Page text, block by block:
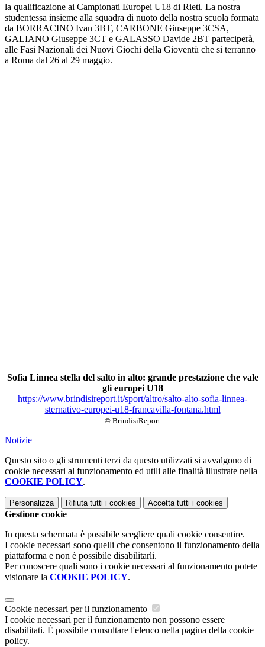
la qualificazione ai Campionati Europei U18 di Rieti. La nostra
studentessa insieme alla squadra di nuoto della nostra scuola formata
da BORRACINO Ivan 3BT, CARBONE Giuseppe 3CSA,
GALIANO Giuseppe 3CT e GALASSO Davide 2BT parteciperà,
alle Fasi Nazionali dei Nuovi Giochi della Gioventù che si terranno
a Roma dal 26 al 29 maggio.
Sofia Linnea stella del salto in alto: grande prestazione che vale
gli europei U18
https://www.brindisireport.it/sport/altro/salto-alto-sofia-linnea-
sternativo-europei-u18-francavilla-fontana.html
© BrindisiReport
Notizie
Questo sito o gli strumenti terzi da questo utilizzati si avvalgono di
cookie necessari al funzionamento ed utili alle finalità illustrate nella
COOKIE POLICY.
Personalizza Rifiuta tutti i cookies Accetta tutti i cookies
Gestione cookie
In questa schermata è possibile scegliere quali cookie consentire.
I cookie necessari sono quelli che consentono il funzionamento della
piattaforma e non è possibile disabilitarli.
Per conoscere quali sono i cookie necessari al funzionamento potete
visionare la COOKIE POLICY.
Cookie necessari per il funzionamento
I cookie necessari per il funzionamento non possono essere
disabilitati. È possibile consultare l'elenco nella pagina della cookie
policy.